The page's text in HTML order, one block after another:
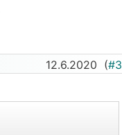
12.6.2020 (#3